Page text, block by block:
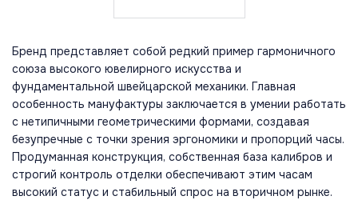
Бренд представляет собой редкий пример гармоничного
союза высокого ювелирного искусства и
фундаментальной швейцарской механики. Главная
особенность мануфактуры заключается в умении работать
с нетипичными геометрическими формами, создавая
безупречные с точки зрения эргономики и пропорций часы.
Продуманная конструкция, собственная база калибров и
строгий контроль отделки обеспечивают этим часам
высокий статус и стабильный спрос на вторичном рынке.